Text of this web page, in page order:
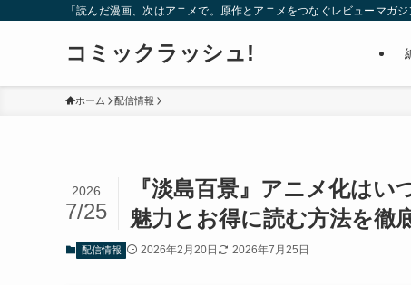
「読んだ漫画、次はアニメで。原作とアニメをつなぐレビューマガジ
コミックラッシュ!
ホーム 配信情報
『淡島百景』アニメ化は
魅力とお得に読む方法を徹
2026
7/25
配信情報 2026年2月20日 2026年7月25日